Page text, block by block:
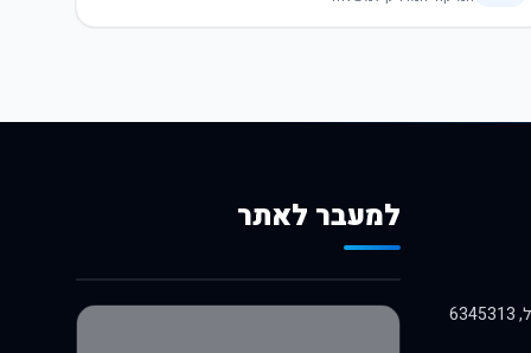
למעבר לאתר
לרכישה באלי אקספרס